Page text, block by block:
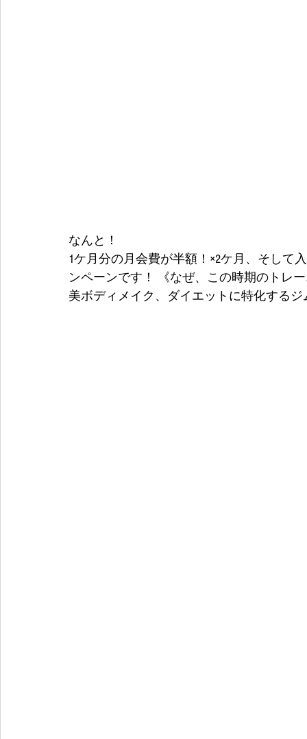
なんと！
1ケ月分の月会費が半額！×2ケ月、そして
ンペーンです！ 《なぜ、この時期のトレ
美ボディメイク、ダイエットに特化するジ